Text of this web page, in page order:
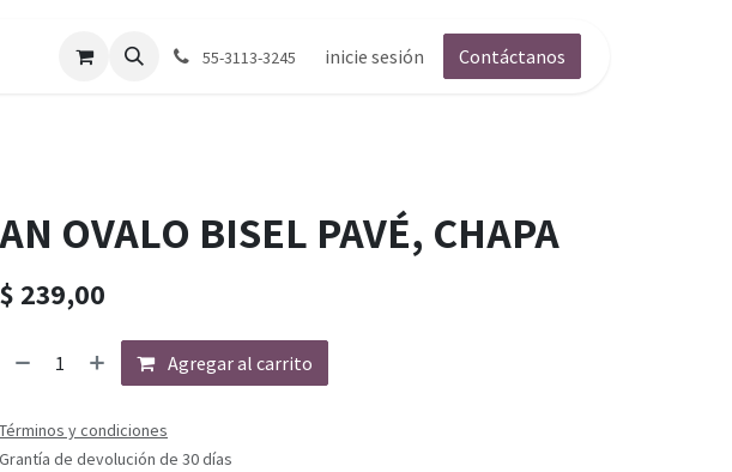
55-3113-3245 inicie sesión Contáctanos
AN OVALO BISEL PAVÉ, CHAPA
$ 239,00
Agregar al carrito
Términos y condiciones
Grantía de devolución de 30 días